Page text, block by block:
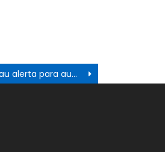
Sesau alerta para aumento nos atendimentos de pessoas com sintomas gripais em Juazeiro